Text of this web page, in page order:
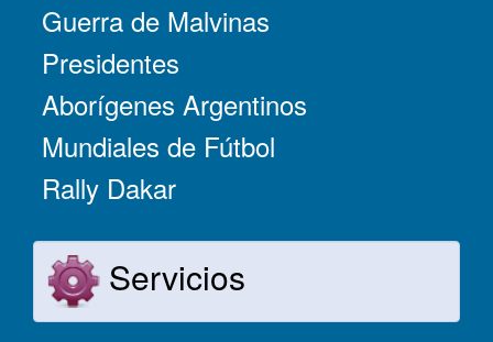
Guerra de Malvinas
Presidentes
Aborígenes Argentinos
Mundiales de Fútbol
Rally Dakar
Servicios